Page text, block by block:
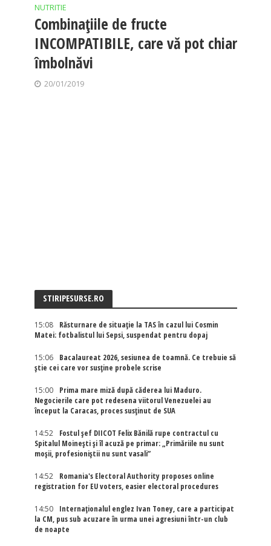
NUTRITIE
Combinațiile de fructe
INCOMPATIBILE, care vă pot chiar
îmbolnăvi
20/01/2019
STIRIPESURSE.RO
15:08
Răsturnare de situație la TAS în cazul lui Cosmin
Matei: fotbalistul lui Sepsi, suspendat pentru dopaj
15:06
Bacalaureat 2026, sesiunea de toamnă. Ce trebuie să
știe cei care vor susține probele scrise
15:00
Prima mare miză după căderea lui Maduro.
Negocierile care pot redesena viitorul Venezuelei au
început la Caracas, proces susținut de SUA
14:52
Fostul șef DIICOT Felix Bănilă rupe contractul cu
Spitalul Moinești și îl acuză pe primar: „Primăriile nu sunt
moșii, profesioniștii nu sunt vasali”
14:52
Romania's Electoral Authority proposes online
registration for EU voters, easier electoral procedures
14:50
Internaţionalul englez Ivan Toney, care a participat
la CM, pus sub acuzare în urma unei agresiuni într-un club
de noapte